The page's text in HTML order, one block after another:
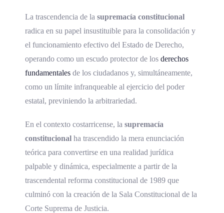
La trascendencia de la supremacía constitucional
radica en su papel insustituible para la consolidación y
el funcionamiento efectivo del Estado de Derecho,
operando como un escudo protector de los derechos
fundamentales de los ciudadanos y, simultáneamente,
como un límite infranqueable al ejercicio del poder
estatal, previniendo la arbitrariedad.
En el contexto costarricense, la supremacía
constitucional ha trascendido la mera enunciación
teórica para convertirse en una realidad jurídica
palpable y dinámica, especialmente a partir de la
trascendental reforma constitucional de 1989 que
culminó con la creación de la Sala Constitucional de la
Corte Suprema de Justicia.